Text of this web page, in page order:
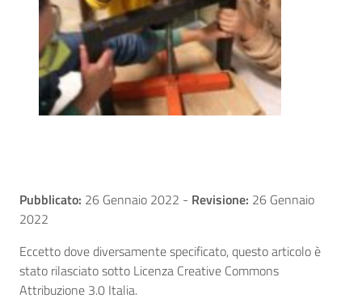
Pubblicato: 26 Gennaio 2022 - Revisione: 26 Gennaio
2022
Eccetto dove diversamente specificato, questo articolo è
stato rilasciato sotto Licenza Creative Commons
Attribuzione 3.0 Italia.